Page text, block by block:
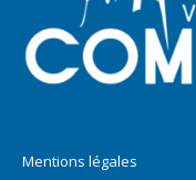
Mentions légales